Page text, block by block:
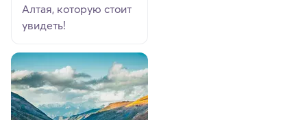
Алтая, которую стоит
увидеть!